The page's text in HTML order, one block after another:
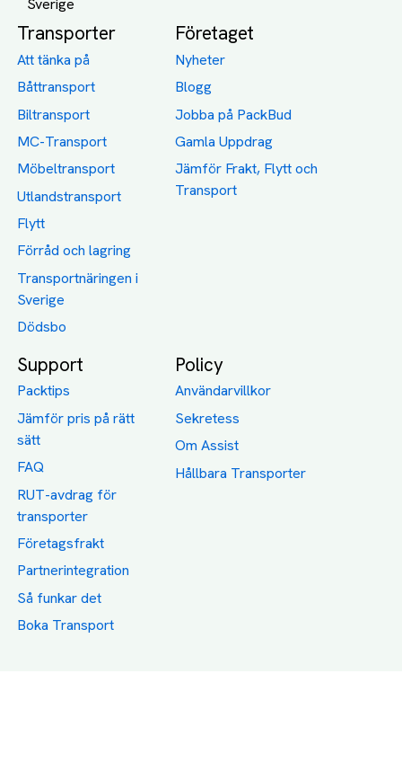
Transporter
Att tänka på
Båttransport
Biltransport
MC-Transport
Möbeltransport
Utlandstransport
Flytt
Förråd och lagring
Transportnäringen i
Sverige
Dödsbo
Företaget
Nyheter
Blogg
Jobba på PackBud
Gamla Uppdrag
Jämför Frakt, Flytt och
Transport
Support
Packtips
Jämför pris på rätt
sätt
FAQ
RUT-avdrag för
transporter
Företagsfrakt
Partnerintegration
Så funkar det
Boka Transport
Policy
Användarvillkor
Sekretess
Om Assist
Hållbara Transporter